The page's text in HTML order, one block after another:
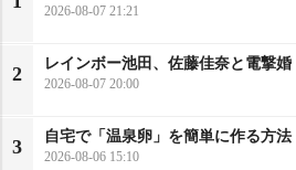
2026-08-07 21:21
2
レインボー池田、佐藤佳奈と電撃婚
2026-08-07 20:00
3
自宅で「温泉卵」を簡単に作る方法
2026-08-06 15:10